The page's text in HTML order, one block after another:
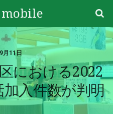
月11日
における2022
入件数が判明